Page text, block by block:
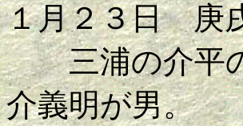
１月２３日 庚
三浦の介平の
介義明が男。